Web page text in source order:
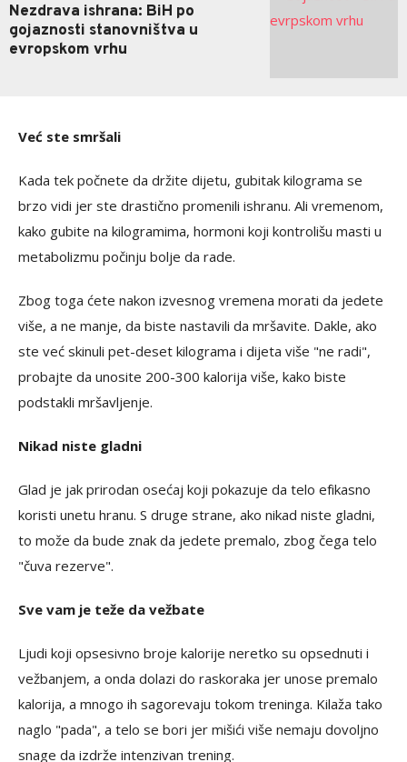
Nezdrava ishrana: BiH po
gojaznosti stanovništva u
evropskom vrhu
Već ste smršali
Kada tek počnete da držite dijetu, gubitak kilograma se
brzo vidi jer ste drastično promenili ishranu. Ali vremenom,
kako gubite na kilogramima, hormoni koji kontrolišu masti u
metabolizmu počinju bolje da rade.
Zbog toga ćete nakon izvesnog vremena morati da jedete
više, a ne manje, da biste nastavili da mršavite. Dakle, ako
ste već skinuli pet-deset kilograma i dijeta više "ne radi",
probajte da unosite 200-300 kalorija više, kako biste
podstakli mršavljenje.
Nikad niste gladni
Glad je jak prirodan osećaj koji pokazuje da telo efikasno
koristi unetu hranu. S druge strane, ako nikad niste gladni,
to može da bude znak da jedete premalo, zbog čega telo
"čuva rezerve".
Sve vam je teže da vežbate
Ljudi koji opsesivno broje kalorije neretko su opsednuti i
vežbanjem, a onda dolazi do raskoraka jer unose premalo
kalorija, a mnogo ih sagorevaju tokom treninga. Kilaža tako
naglo "pada", a telo se bori jer mišići više nemaju dovoljno
snage da izdrže intenzivan trening.